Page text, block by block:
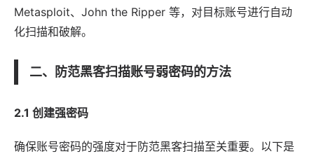
Metasploit、John the Ripper 等，对目标账号进行自动
化扫描和破解。
二、防范黑客扫描账号弱密码的方法
2.1 创建强密码
确保账号密码的强度对于防范黑客扫描至关重要。以下是